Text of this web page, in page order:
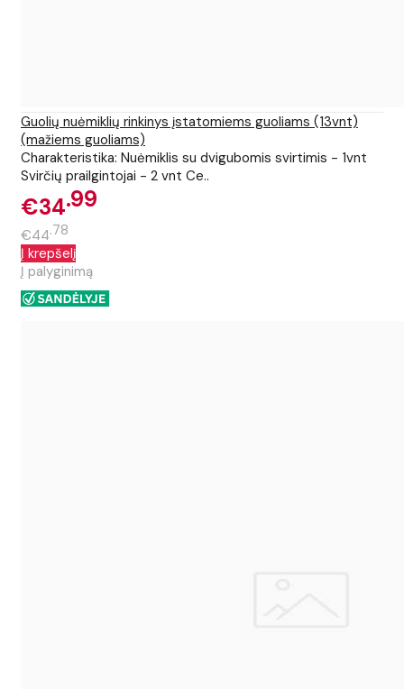
Guolių nuėmiklių rinkinys įstatomiems guoliams (13vnt)
(mažiems guoliams)
Charakteristika: Nuėmiklis su dvigubomis svirtimis - 1vnt
Svirčių prailgintojai - 2 vnt Ce..
€34 99
€44 78
Į krepšelį
Į palyginimą